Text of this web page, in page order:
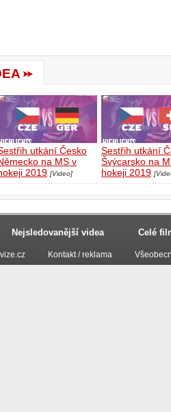
utkání Česko
na MS v
2019 [Video]
Sestřih utkání
Švýcarsko na
hokeji 2019
Nejsledovanější videa Celé
Kontakt / reklama